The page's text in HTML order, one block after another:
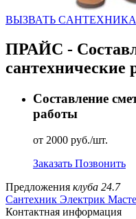
ВЫЗВАТЬ CАНТЕХНИКА
ПРАЙС -
сантехнические
Составление
работы
от 2000 руб./шт.
Заказать Позвонить
Предложения клуба 24.7
Сантехник Электрик
Контактная информация